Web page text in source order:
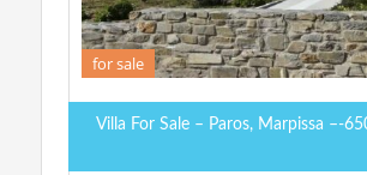
for sale
- 650000-Villa For Sale – Paros, Marpissa –